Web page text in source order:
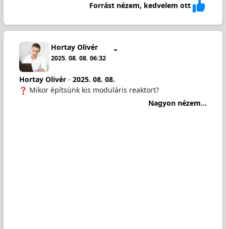
Forrást nézem, kedvelem ott
Hortay Olivér
2025. 08. 08. 06:32
Hortay Olivér- 2025. 08. 08.
Mikor építsünk kis moduláris reaktort?
Nagyon nézem...